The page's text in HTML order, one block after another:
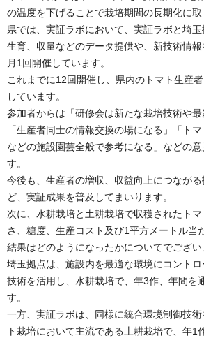
の温度を下げることで栽培期間の長期化に取
県では、実証ラボにおいて、実証ラボと埼玉
生育、収量などのデータ提供や、新技術情
月1回開催しています。
これまでに12回開催し、県内のトマト生産
しています。
参加者からは「研修会は新たな栽培技術や最
「生産者同士の情報交換の場になる」「ト
などの施設園芸全般で参考になる」などの
す。
今後も、生産者の増収、収益向上につなが
ど、実証成果を普及してまいります。
次に、水耕栽培と土耕栽培で収穫されたト
さ、糖度、生産コスト及び1平方メートル当
結果はどのようになったかについてでござい
埼玉拠点は、施設内を最適な環境にコント
技術を活用し、水耕栽培で、年3作、年間を
す。
一方、実証ラボは、同様に統合環境制御技
ト栽培において主流である土耕栽培で、年1